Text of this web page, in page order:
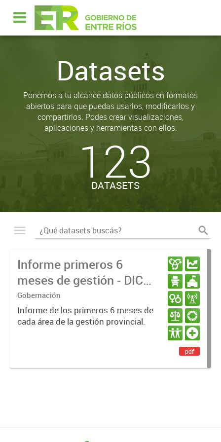
Datasets
Ponemos a tu alcance datos públicos en formatos
abiertos para que puedas usarlos, modificarlos y
compartirlos. Podes crear visualizaciones,
aplicaciones y herramientas con ellos.
123
DATASETS
Informe primeros 6
meses de gestión - DIC
23 / JUN 24
Gobernación
Informe de los primeros 6 meses de
cada área de la gestión provincial.
pdf